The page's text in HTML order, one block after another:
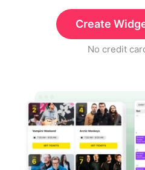
Create
No credit